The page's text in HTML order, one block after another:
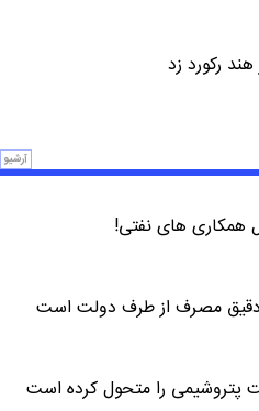
رکورد زد
آرشیو
همکاری های نفتی!
دقیق مصرف از طرف دولت است
پتروشیمی را متحول کرده است